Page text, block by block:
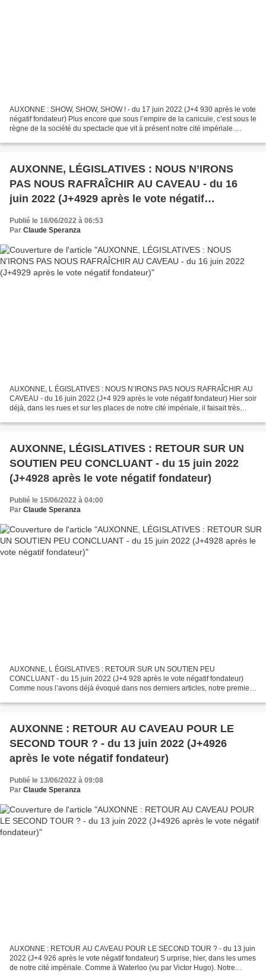
AUXONNE : SHOW, SHOW, SHOW ! - du 17 juin 2022 (J+4 930 après le vote
négatif fondateur) Plus encore que sous l’empire de la canicule, c’est sous le
règne de la société du spectacle que vit à présent notre cité impériale.
AUXONNE, LÉGISLATIVES : NOUS N’IRONS
PAS NOUS RAFRAÎCHIR AU CAVEAU - du 16
juin 2022 (J+4929 après le vote négatif
Publié le 16/06/2022 à 06:53
Par Claude Speranza
AUXONNE, L ÉGISLATIVES : NOUS N’IRONS PAS NOUS RAFRAÎCHIR AU
CAVEAU - du 16 juin 2022 (J+4 929 après le vote négatif fondateur) Hier soir
déjà, dans les rues et sur les places de notre cité impériale, il faisait très
AUXONNE, LÉGISLATIVES : RETOUR SUR UN
SOUTIEN PEU CONCLUANT - du 15 juin 2022
(J+4928 après le vote négatif fondateur)
Publié le 15/06/2022 à 04:00
Par Claude Speranza
AUXONNE, L ÉGISLATIVES : RETOUR SUR UN SOUTIEN PEU
CONCLUANT - du 15 juin 2022 (J+4 928 après le vote négatif fondateur)
Comme nous l’avons déjà évoqué dans nos derniers articles, notre premier
AUXONNE : RETOUR AU CAVEAU POUR LE
SECOND TOUR ? - du 13 juin 2022 (J+4926
après le vote négatif fondateur)
Publié le 13/06/2022 à 09:08
Par Claude Speranza
AUXONNE : RETOUR AU CAVEAU POUR LE SECOND TOUR ? - du 13 juin
2022 (J+4 926 après le vote négatif fondateur) S urprise, hier, dans les urnes
de notre cité impériale. Comme à Waterloo (vu par Victor Hugo). Notre